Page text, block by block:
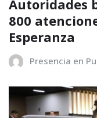
Autoridades
800
Esperanza
Presencia en